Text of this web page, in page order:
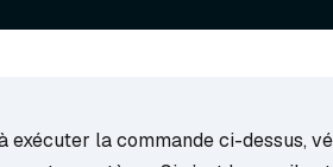
exécuter la commande ci-dessus,